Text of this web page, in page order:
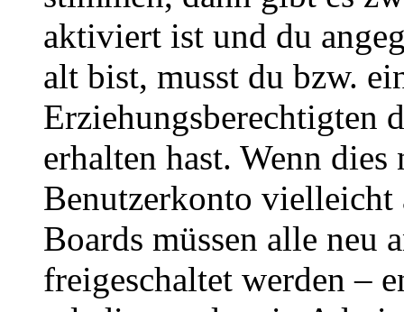
aktiviert ist und du
alt bist, musst du bzw.
Erziehungsberechtigten
erhalten hast. Wenn
Benutzerkonto
Boards müssen alle neu
freigeschaltet werden –